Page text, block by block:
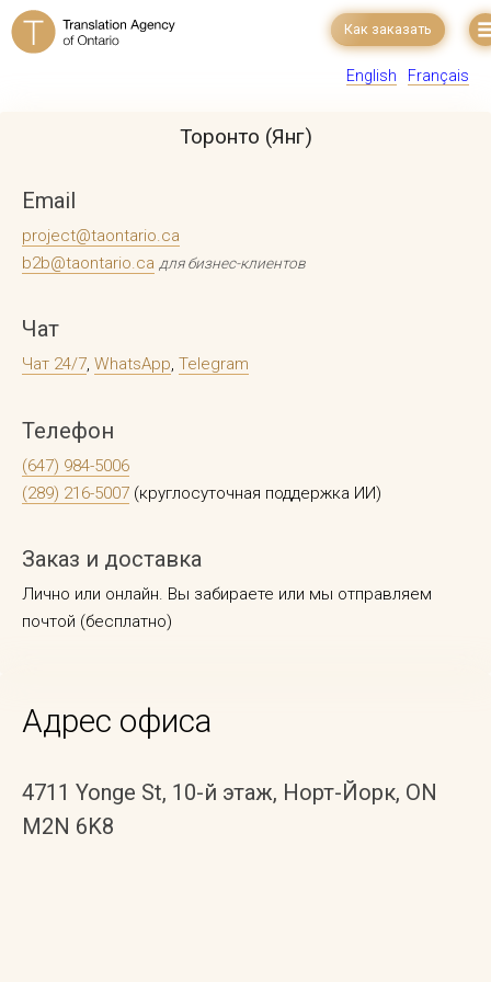
Как заказать
English Français
Торонто (Янг)
Email
project@taontario.ca
b2b@taontario.ca для бизнес-клиентов
Чат
Чат 24/7,WhatsApp,Telegram
Телефон
(647) 984-5006
(289) 216-5007 (круглосуточная поддержка ИИ)
Заказ и доставка
Лично или онлайн. Вы забираете или мы отправляем
почтой (бесплатно)
Адрес офиса
4711 Yonge St, 10-й этаж, Норт-Йорк, ON
M2N 6K8